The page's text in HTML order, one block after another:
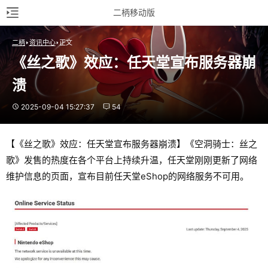
二柄移动版
二柄 资讯中心 正文
《丝之歌》效应：任天堂宣布服务器崩
溃
2025-09-04 15:27:37 54
【《丝之歌》效应：任天堂宣布服务器崩溃】《空洞骑士：丝之
歌》发售的热度在各个平台上持续升温，任天堂刚刚更新了网络
维护信息的页面，宣布目前任天堂eShop的网络服务不可用。